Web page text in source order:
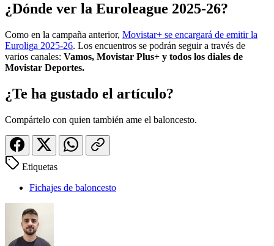
¿Dónde ver la Euroleague 2025-26?
Como en la campaña anterior, Movistar+ se encargará de emitir la
Euroliga 2025-26. Los encuentros se podrán seguir a través de
varios canales: Vamos, Movistar Plus+ y todos los diales de
Movistar Deportes.
¿Te ha gustado el artículo?
Compártelo con quien también ame el baloncesto.
Etiquetas
Fichajes de baloncesto